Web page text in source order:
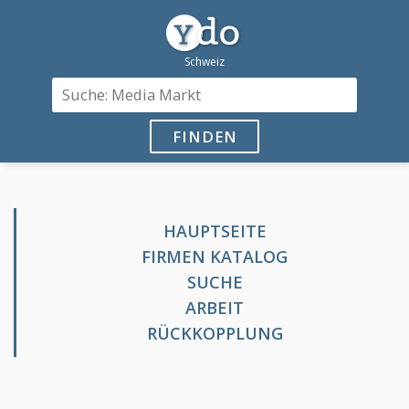
FINDEN
HAUPTSEITE
FIRMEN KATALOG
SUCHE
ARBEIT
RÜCKKOPPLUNG